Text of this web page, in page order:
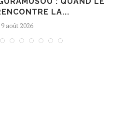
LA...
9 août 2026